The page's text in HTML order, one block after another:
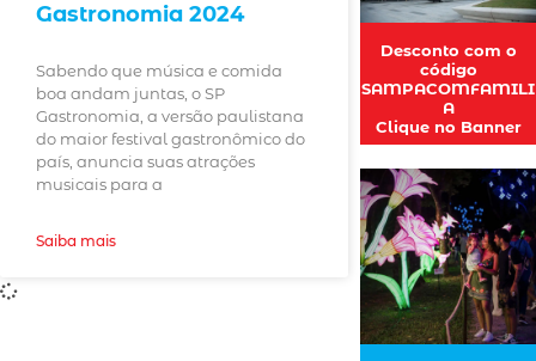
Gastronomia 2024
Sabendo que música e comida
boa andam juntas, o SP
Gastronomia, a versão paulistana
do maior festival gastronômico do
país, anuncia suas atrações
musicais para a
Saiba mais
Desconto com o
código
SAMPACOMFAMILI
A
Clique no Banner